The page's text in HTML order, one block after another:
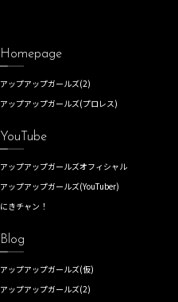
Homepage
アップアップガールズ(2)
アップアップガールズ(プロレス)
YouTube
アップアップガールズオフィシャル
アップアップガールズ(YouTuber)
にきチャン！
Blog
アップアップガールズ(仮)
アップアップガールズ(2)